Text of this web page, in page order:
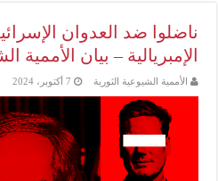
ناضلوا ضد العدوان
الإمبريالية – بيان الأممية
الأممية الشيوعية الثورية 7 أكتوبر، 2024